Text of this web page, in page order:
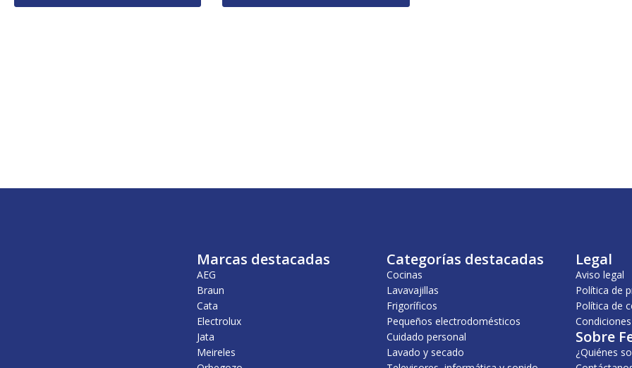
Marcas destacadas
AEG
Braun
Cata
Electrolux
Jata
Meireles
Categorías destacadas
Cocinas
Lavavajillas
Frigoríficos
Pequeños electrodomésticos
Cuidado personal
Lavado y secado
Legal
Aviso legal
Política de
Política de
Sobre
¿Quiénes